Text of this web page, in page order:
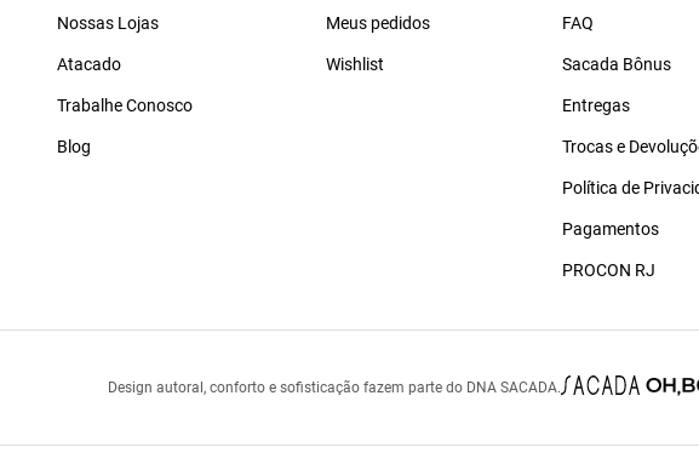
Nossas Lojas
Atacado
Trabalhe Conosco
Blog
Meus pedidos
Wishlist
FAQ
Sacada Bônus
Entregas
Trocas e
Política de
Pagamentos
PROCON RJ
Design autoral, conforto e sofisticação fazem parte do DNA SACADA.